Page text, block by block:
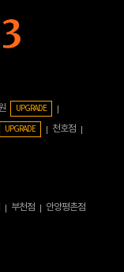
UPGRADE
UPGRADE
천호점
부천점 안양평촌점